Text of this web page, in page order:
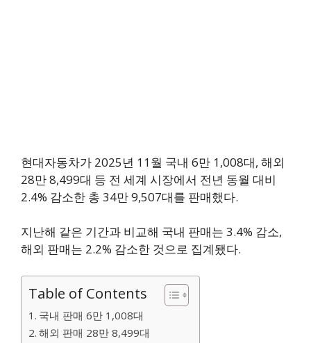
현대자동차가 2025년 11월 국내 6만 1,008대, 해외
28만 8,499대 등 전 세계 시장에서 전년 동월 대비
2.4% 감소한 총 34만 9,507대를 판매했다.
지난해 같은 기간과 비교해 국내 판매는 3.4% 감소,
해외 판매는 2.2% 감소한 것으로 집계됐다.
Table of Contents
국내 판매 6만 1,008대
해외 판매 28만 8,499대